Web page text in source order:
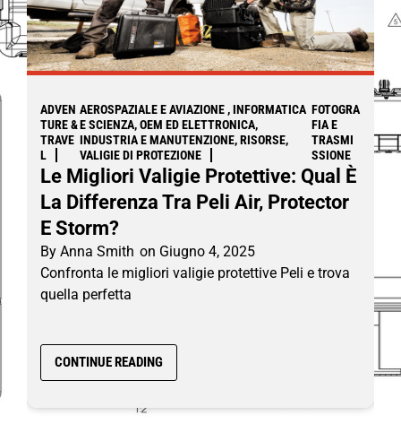
ADVEN
TURE &
TRAVE
L
AEROSPAZIALE E AVIAZIONE , INFORMATICA
E SCIENZA, OEM ED ELETTRONICA,
INDUSTRIA E MANUTENZIONE, RISORSE,
VALIGIE DI PROTEZIONE
FOTOGRA
FIA E
TRASMI
SSIONE
Le Migliori Valigie Protettive: Qual È
La Differenza Tra Peli Air, Protector
E Storm?
By Anna Smith on Giugno 4, 2025
Confronta le migliori valigie protettive Peli e trova
quella perfetta
CONTINUE READING